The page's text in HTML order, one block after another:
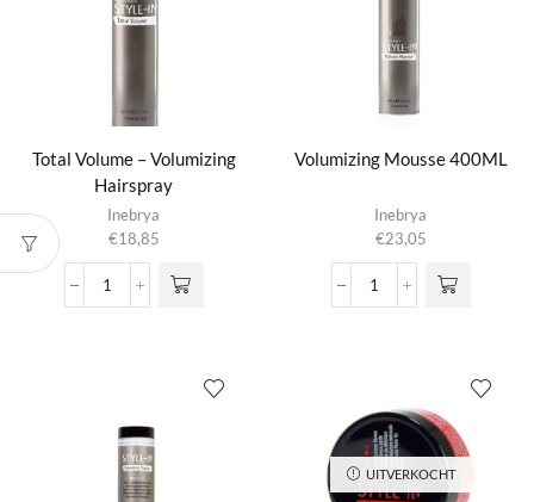
Total Volume – Volumizing
Hairspray
Inebrya
€18,85
Total
Volumizing Mousse 400ML
Inebrya
€23,05
Volumizing
UITVERKOCHT